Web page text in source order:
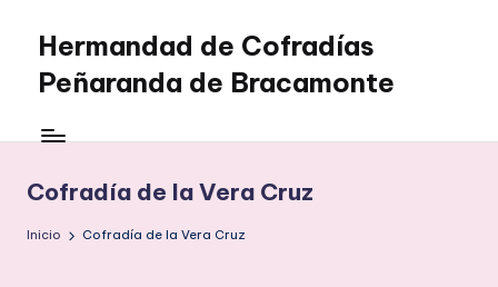
Saltar
contenido
Hermandad de Cofradías
Peñaranda de Bracamonte
Cofradía de la Vera Cruz
Inicio Cofradía de la Vera Cruz